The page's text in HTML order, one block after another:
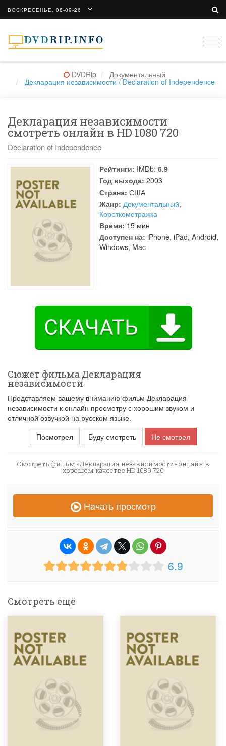
ВОСКРЕСЕНЬЕ, 08-09-26
DVDRip Документальный
Декларация независимости / Declaration of Independence
Декларация независимости
смотреть онлайн в HD 1080 720
Declaration of Independence
Рейтинги: IMDb: 6.9
Год выхода: 2003
Страна: США
Жанр: Документальный,
Короткометражка
Время: 15 мин
Доступен на: iPhone, iPad, Android,
Windows, Mac
Сюжет фильма Декларация
независимости
Представляем вашему вниманию фильм Декларация
независимости к онлайн просмотру с хорошим звуком и
отличной озвучкой на русском языке.
Посмотрел
Буду смотреть Не смотрел
Смотреть фильм «Декларация независимости» онлайн в
хорошем качестве HD 1080 720
Начать просмотр
6.9
Смотреть ещё